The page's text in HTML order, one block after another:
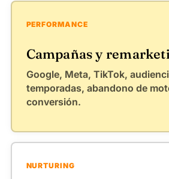
PERFORMANCE
Campañas y
Google, Meta, TikTok,
temporadas, abandono de
conversión.
NURTURING